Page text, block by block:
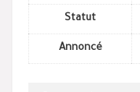
Statut
Annoncé